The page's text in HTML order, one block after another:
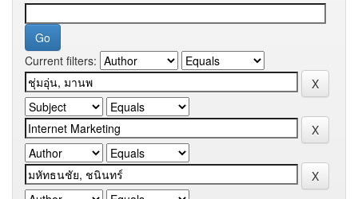
Current filters: